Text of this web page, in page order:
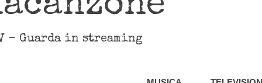
- Guarda in streaming